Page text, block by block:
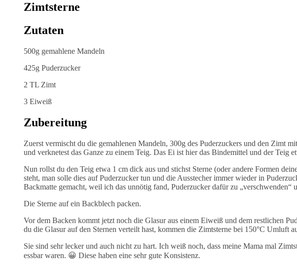
Zimtsterne
Zutaten
500g gemahlene Mandeln
425g Puderzucker
2 TL Zimt
3 Eiweiß
Zubereitung
Zuerst vermischt du die gemahlenen Mandeln, 300g des Puderzuckers und den Zimt
und verknetest das Ganze zu einem Teig. Das Ei ist hier das Bindemittel und der Teig
Nun rollst du den Teig etwa 1 cm dick aus und stichst Sterne (oder andere Formen
steht, man solle dies auf Puderzucker tun und die Ausstecher immer wieder in
Backmatte gemacht, weil ich das unnötig fand, Puderzucker dafür zu „verschwenden“
Die Sterne auf ein Backblech packen.
Vor dem Backen kommt jetzt noch die Glasur aus einem Eiweiß und dem restlichen
du die Glasur auf den Sternen verteilt hast, kommen die Zimtsterne bei 150°C Umluft
Sie sind sehr lecker und auch nicht zu hart. Ich weiß noch, dass meine Mama mal
essbar waren. 😀 Diese haben eine sehr gute Konsistenz.